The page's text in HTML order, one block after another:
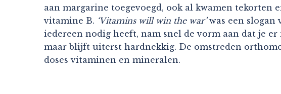
aan margarine toegevoegd, ook al kwamen tekorten
vitamine B. ‘Vitamins will win the war’was een slogan
iedereen nodig heeft, nam snel de vorm aan dat je
maar blijft uiterst hardnekkig. De omstreden
doses vitaminen en mineralen.